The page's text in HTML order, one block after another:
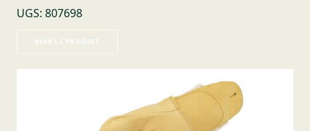
UGS: 807698
VOIR LE PRODUIT